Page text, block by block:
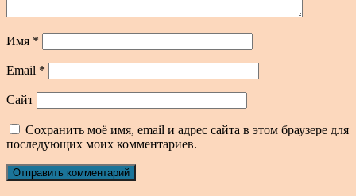
Имя *
Email *
Сайт
Сохранить моё имя, email и адрес сайта в этом браузере для
последующих моих комментариев.